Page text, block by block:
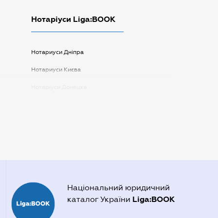
Нотаріуси Liga:BOOK
Нотариуси Дніпра
Нотариуси Києва
Національний юридичний
каталог України Liga:BOOK